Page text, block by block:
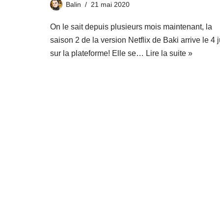
Balin 21 mai 2020
On le sait depuis plusieurs mois maintenant, la
saison 2 de la version Netflix de Baki arrive le 4
sur la plateforme! Elle se… Lire la suite »